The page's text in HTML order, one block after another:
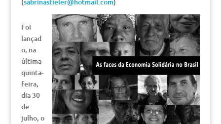
Foi
lançad
o, na
última
quinta-
feira,
dia 30
de
julho, o